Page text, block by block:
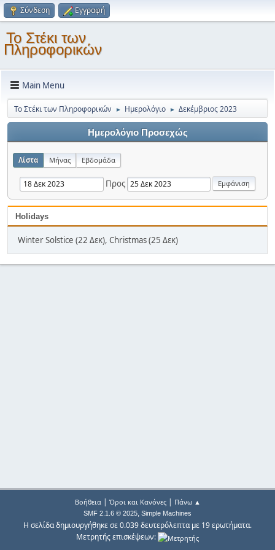
Σύνδεση Εγγραφή
Το Στέκι των
Πληροφορικών
Main Menu
Το Στέκι των Πληροφορικών ► Ημερολόγιο ► Δεκέμβριος 2023
Ημερολόγιο Προσεχώς
Λίστα Μήνας Εβδομάδα
Προς
Holidays
Winter Solstice (22 Δεκ), Christmas (25 Δεκ)
Βοήθεια| Όροι και Κανόνες| Πάνω ▲
SMF 2.1.6 © 2025, Simple Machines
Η σελίδα δημιουργήθηκε σε 0.039 δευτερόλεπτα με 19 ερωτήματα.
Μετρητής επισκέψεων: